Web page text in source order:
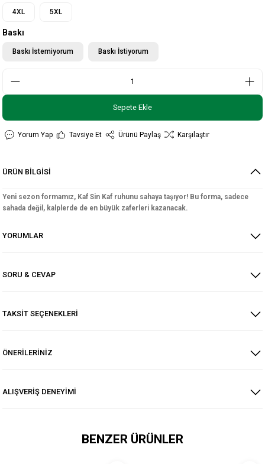
4XL 5XL
Baskı
Baskı İstemiyorum Baskı İstiyorum
Sepete Ekle
Yorum Yap Tavsiye Et Ürünü Paylaş Karşılaştır
ÜRÜN BİLGİSİ
Yeni sezon formamız, Kaf Sin Kaf ruhunu sahaya taşıyor! Bu forma, sadece
sahada değil, kalplerde de en büyük zaferleri kazanacak.
YORUMLAR
SORU & CEVAP
TAKSİT SEÇENEKLERİ
ÖNERİLERİNİZ
ALIŞVERİŞ DENEYİMİ
BENZER ÜRÜNLER